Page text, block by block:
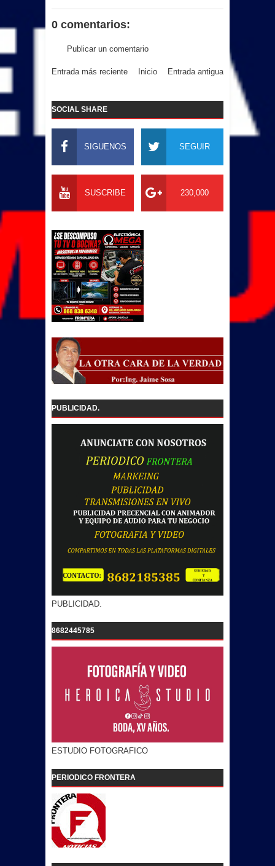
0 comentarios:
Publicar un comentario
Entrada más reciente Entrada antigua
Inicio
SOCIAL SHARE
SIGUENOS SEGUIR
SUSCRIBE 230,000
PUBLICIDAD.
PUBLICIDAD.
8682445785
ESTUDIO FOTOGRAFICO
PERIODICO FRONTERA